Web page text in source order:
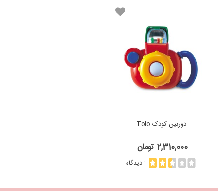
دوربین کودک Tolo
2,310,000 تومان
1 دیدگاه